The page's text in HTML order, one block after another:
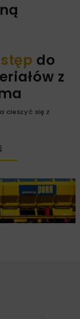
do
z
cieszyć się z